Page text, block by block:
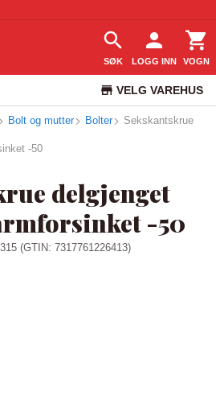
SØK LOGG INN VOGN
VELG VAREHUS
KUNDESERVICE
Bolt og mutter Bolter Sekskantskrue
-50
delgjenget
-50
(GTIN: 7317761226413)